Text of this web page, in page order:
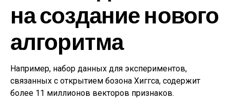
на создание нового
алгоритма
Например, набор данных для экспериментов,
связанных с открытием бозона Хиггса, содержит
более 11 миллионов векторов признаков.